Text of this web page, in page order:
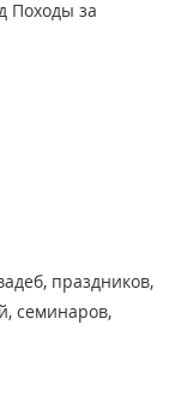
Походы за
праздников,
семинаров,